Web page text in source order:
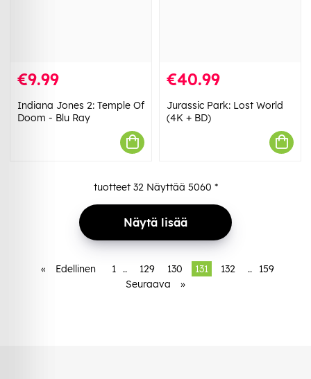
€9.99
Indiana Jones 2: Temple Of
Doom - Blu Ray
€40.99
Jurassic Park: Lost World
(4K + BD)
tuotteet 32Näyttää 5060 *
Näytä lisää
« Edellinen 1 .. 129 130 131 132 ..
159
Seuraava
»